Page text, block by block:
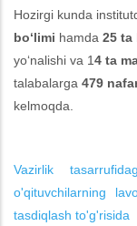
Hozirgi kunda
bo‘limi hamda 25 ta
yo‘nalishi va 14 ta
talabalarga 479
kelmoqda.
Vazirlik
o'qituvchilarning
tasdiqlash to'g'risida